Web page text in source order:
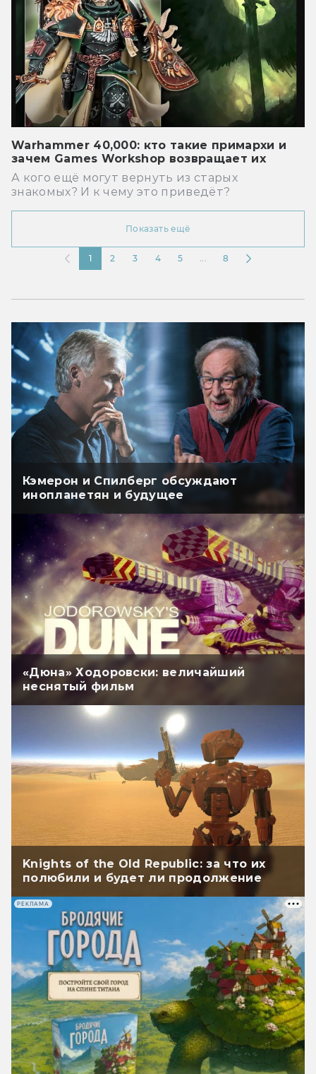
Warhammer 40,000: кто такие примархи и
зачем Games Workshop возвращает их
А кого ещё могут вернуть из старых
знакомых? И к чему это приведёт?
Показать ещё
1 2 3 4 5 8
...
Кэмерон и Спилберг обсуждают
инопланетян и будущее
«Дюна» Ходоровски: величайший
неснятый фильм
Knights of the Old Republic: за что их
полюбили и будет ли продолжение
РЕКЛАМА